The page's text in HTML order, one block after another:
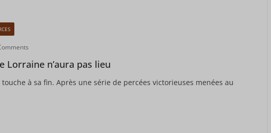
Lorraine n’aura pas lieu
à sa fin. Après une série de percées victorieuses menées au